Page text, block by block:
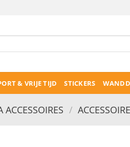
& VRIJE TIJD STICKERS
ACCESSOIRES /